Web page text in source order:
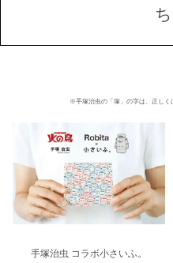
※手塚治虫の「塚」の字は、正しく
手塚治虫 コラボ小さいふ。